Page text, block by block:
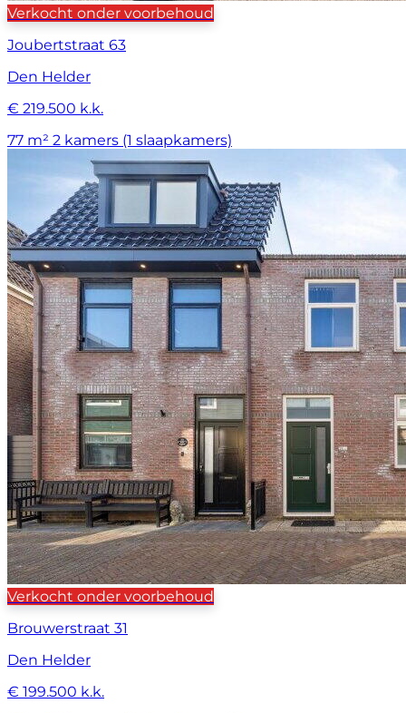
Verkocht onder voorbehoud
Joubertstraat 63
Den Helder
€ 219.500 k.k.
77 m² 2 kamers (1 slaapkamers)
Verkocht onder voorbehoud
Brouwerstraat 31
Den Helder
€ 199.500 k.k.